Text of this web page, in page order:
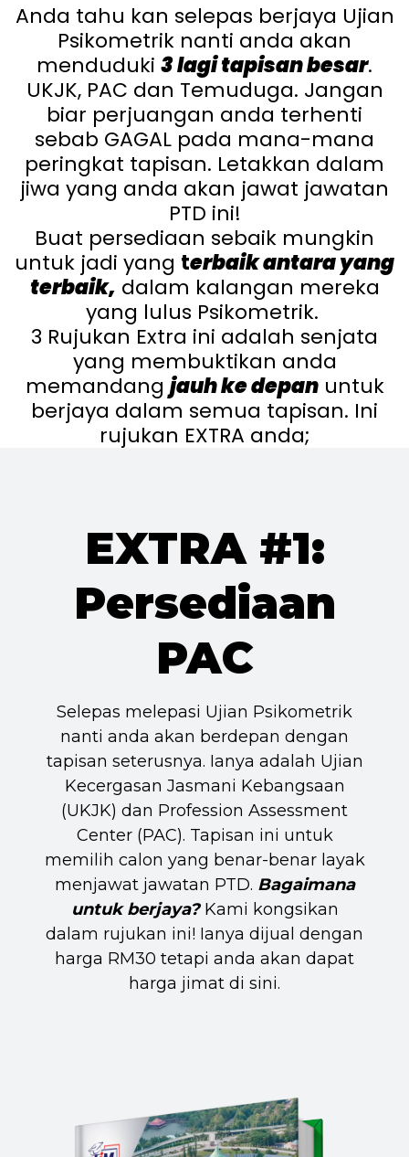
Anda tahu kan selepas berjaya Ujian
Psikometrik nanti anda akan
menduduki 3 lagi tapisan besar.
UKJK, PAC dan Temuduga. Jangan
biar perjuangan anda terhenti
sebab GAGAL pada mana-mana
peringkat tapisan. Letakkan dalam
jiwa yang anda akan jawat jawatan
PTD ini!
Buat persediaan sebaik mungkin
untuk jadi yang terbaik antara yang
terbaik, dalam kalangan mereka
yang lulus Psikometrik.
3 Rujukan Extra ini adalah senjata
yang membuktikan anda
memandangjauh ke depanuntuk
berjaya dalam semua tapisan. Ini
rujukan EXTRA anda;
EXTRA #1:
Persediaan
PAC
Selepas melepasi Ujian Psikometrik
nanti anda akan berdepan dengan
tapisan seterusnya. Ianya adalah Ujian
Kecergasan Jasmani Kebangsaan
(UKJK) dan Profession Assessment
Center (PAC). Tapisan ini untuk
memilih calon yang benar-benar layak
menjawat jawatan PTD. Bagaimana
untuk berjaya?Kami kongsikan
dalam rujukan ini! Ianya dijual dengan
harga RM30 tetapi anda akan dapat
harga jimat di sini.